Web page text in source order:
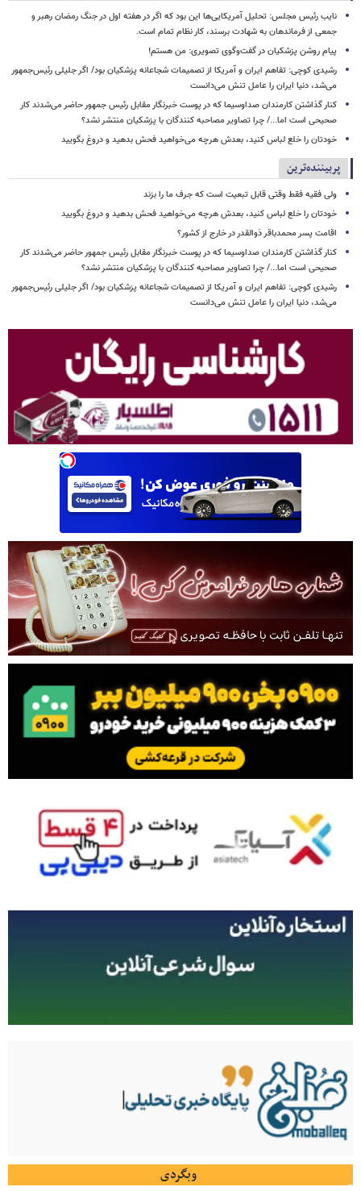
نایب رئیس مجلس: تحلیل آمریکایی‌ها این بود که اگر در هفته اول در جنگ رمضان رهبر و
جمعی از فرماندهان به شهادت برسند، کار نظام تمام است.
پیام روشن پزشکیان در گفت‌وگوی تصویری: من هستم!
رشیدی کوچی: تفاهم ایران و آمریکا از تصمیمات شجاعانه پزشکیان بود/ اگر جلیلی رئیس‌جمهور
می‌شد، دنیا ایران را عامل تنش می‌دانست
کنار گذاشتن کارمندان صداوسیما که در پوست خبرنگار مقابل رئیس جمهور حاضر می‌شدند کار
صحیحی است اما.../ چرا تصاویر مصاحبه کنندگان با پزشکیان منتشر نشد؟
خودتان را خلع لباس کنید، بعدش هرچه می‌خواهید فحش بدهید و دروغ بگویید
پربیننده‌ترین
ولی فقیه فقط وقتی قابل تبعیت است که جرف ما را بزند
خودتان را خلع لباس کنید، بعدش هرچه می‌خواهید فحش بدهید و دروغ بگویید
اقامت پسر محمدباقر ذوالقدر در خارج از کشور؟
کنار گذاشتن کارمندان صداوسیما که در پوست خبرنگار مقابل رئیس جمهور حاضر می‌شدند کار
صحیحی است اما.../ چرا تصاویر مصاحبه کنندگان با پزشکیان منتشر نشد؟
رشیدی کوچی: تفاهم ایران و آمریکا از تصمیمات شجاعانه پزشکیان بود/ اگر جلیلی رئیس‌جمهور
می‌شد، دنیا ایران را عامل تنش می‌دانست
وبگردی